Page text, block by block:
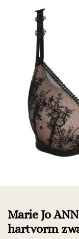
Marie Jo
hartvorm